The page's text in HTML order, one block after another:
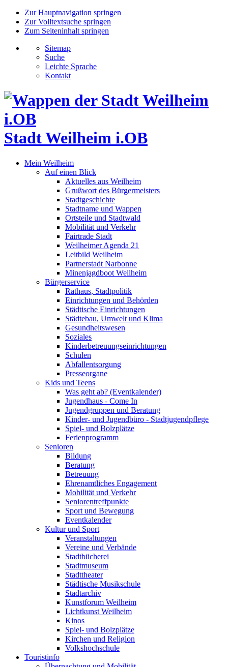
Zur Hauptnavigation springen
Zur Volltextsuche springen
Zum Seiteninhalt springen
Sitemap
Suche
Leichte Sprache
Kontakt
Stadt Weilheim i.OB
Mein Weilheim
Auf einen Blick
Aktuelles aus Weilheim
Grußwort des Bürgermeisters
Stadtgeschichte
Stadtname und Wappen
Ortsteile und Stadtwald
Mobilität und Verkehr
Fairtrade Stadt
Weilheimer Agenda 21
Leitbild Weilheim
Partnerstadt Narbonne
Minenjagdboot Weilheim
Bürgerservice
Rathaus, Stadtpolitik
Einrichtungen und Behörden
Städtische Einrichtungen
Städtebau, Umwelt und Klima
Gesundheitswesen
Soziales
Kinderbetreuungseinrichtungen
Schulen
Abfallentsorgung
Presseorgane
Kids und Teens
Was geht ab? (Eventkalender)
Jugendhaus - Come In
Jugendgruppen und Beratung
Kinder- und Jugendbüro - Stadtjugendpflege
Spiel- und Bolzplätze
Ferienprogramm
Senioren
Bildung
Beratung
Betreuung
Ehrenamtliches Engagement
Mobilität und Verkehr
Seniorentreffpunkte
Sport und Bewegung
Eventkalender
Kultur und Sport
Veranstaltungen
Vereine und Verbände
Stadtbücherei
Stadtmuseum
Stadttheater
Städtische Musikschule
Stadtarchiv
Kunstforum Weilheim
Lichtkunst Weilheim
Kinos
Spiel- und Bolzplätze
Kirchen und Religion
Volkshochschule
Touristinfo